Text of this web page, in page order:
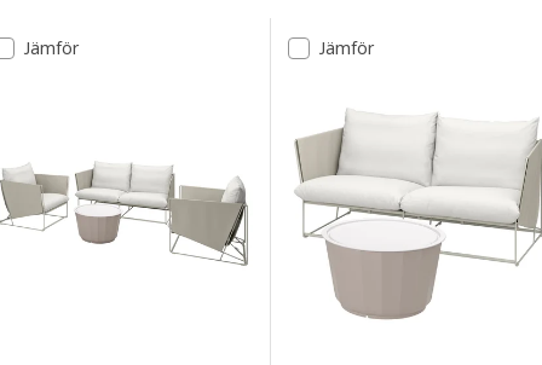
Lista över resultat
Jämför Jämför